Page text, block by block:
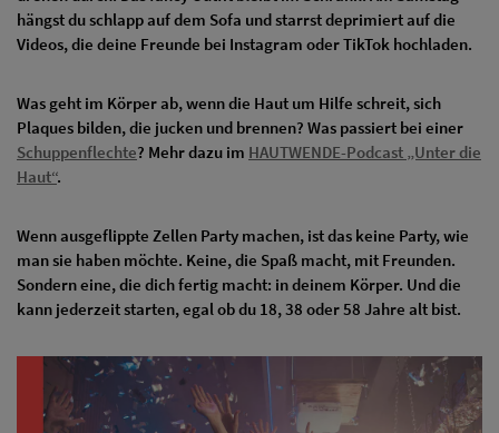
hängst du schlapp auf dem Sofa und starrst deprimiert auf die
Videos, die deine Freunde bei Instagram oder TikTok hochladen.
Was geht im Körper ab, wenn die Haut um Hilfe schreit, sich
Plaques bilden, die jucken und brennen? Was passiert bei einer
Schuppenflechte? Mehr dazu im HAUTWENDE-Podcast „Unter die
Haut“.
Wenn ausgeflippte Zellen Party machen, ist das keine Party, wie
man sie haben möchte. Keine, die Spaß macht, mit Freunden.
Sondern eine, die dich fertig macht: in deinem Körper. Und die
kann jederzeit starten, egal ob du 18, 38 oder 58 Jahre alt bist.